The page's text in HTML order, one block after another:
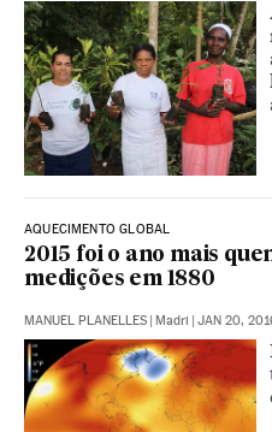
AQUECIMENTO GLOBAL
2015 foi o ano mais
medições em 1880
MANUEL PLANELLES Madri JAN 20,